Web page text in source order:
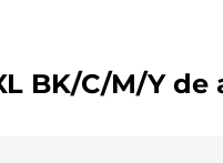
BK/C/M/Y